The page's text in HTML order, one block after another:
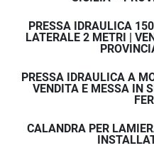
• Supporto diretto senza
• Copertura nazionale
tecnico capace di
PRESSA IDRAULICA
LATERALE 2 METRI |
PRESSA IDRAULICA A
VENDITA E MESSA IN
CALANDRA PER